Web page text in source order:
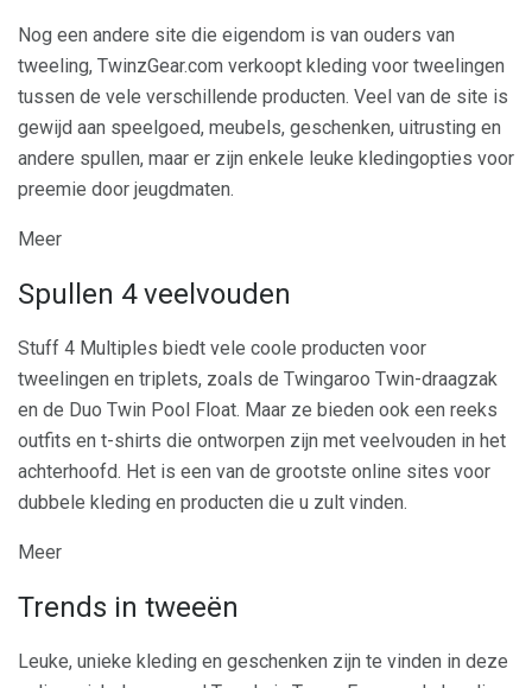
Nog een andere site die eigendom is van ouders van
tweeling, TwinzGear.com verkoopt kleding voor tweelingen
tussen de vele verschillende producten. Veel van de site is
gewijd aan speelgoed, meubels, geschenken, uitrusting en
andere spullen, maar er zijn enkele leuke kledingopties voor
preemie door jeugdmaten.
Meer
Spullen 4 veelvouden
Stuff 4 Multiples biedt vele coole producten voor
tweelingen en triplets, zoals de Twingaroo Twin-draagzak
en de Duo Twin Pool Float. Maar ze bieden ook een reeks
outfits en t-shirts die ontworpen zijn met veelvouden in het
achterhoofd. Het is een van de grootste online sites voor
dubbele kleding en producten die u zult vinden.
Meer
Trends in tweeën
Leuke, unieke kleding en geschenken zijn te vinden in deze